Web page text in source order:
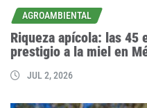
AGROAMBIENTAL
Riqueza apícola: las 45
prestigio a la miel en
JUL 2, 2026